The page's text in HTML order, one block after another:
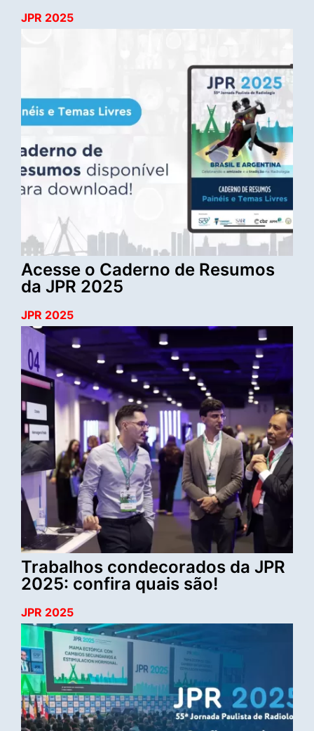
JPR 2025
Acesse o Caderno de Resumos
da JPR 2025
JPR 2025
Trabalhos condecorados da JPR
2025: confira quais são!
JPR 2025